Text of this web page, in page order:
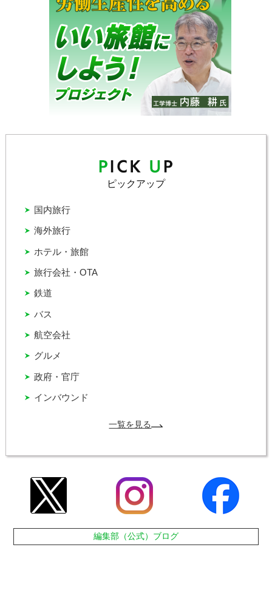
ピックアップ
インバウンド
グルメ
バス
ホテル・旅館
国内旅行
政府・官庁
旅行会社・OTA
海外旅行
航空会社
鉄道
一覧を見る
編集部（公式）ブログ